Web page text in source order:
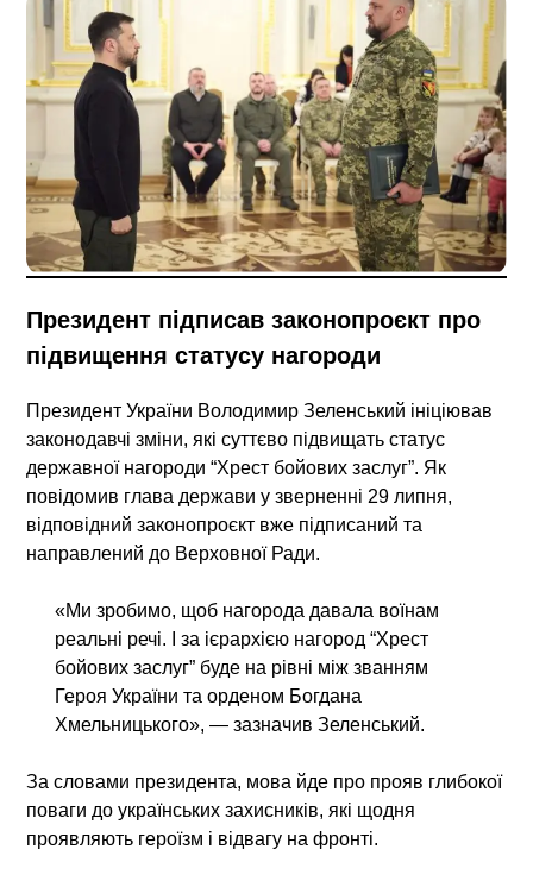
Президент підписав законопроєкт про
підвищення статусу нагороди
Президент України Володимир Зеленський ініціював
законодавчі зміни, які суттєво підвищать статус
державної нагороди “Хрест бойових заслуг”. Як
повідомив глава держави у зверненні 29 липня,
відповідний законопроєкт вже підписаний та
направлений до Верховної Ради.
«Ми зробимо, щоб нагорода давала воїнам
реальні речі. І за ієрархією нагород “Хрест
бойових заслуг” буде на рівні між званням
Героя України та орденом Богдана
Хмельницького», — зазначив Зеленський.
За словами президента, мова йде про прояв глибокої
поваги до українських захисників, які щодня
проявляють героїзм і відвагу на фронті.